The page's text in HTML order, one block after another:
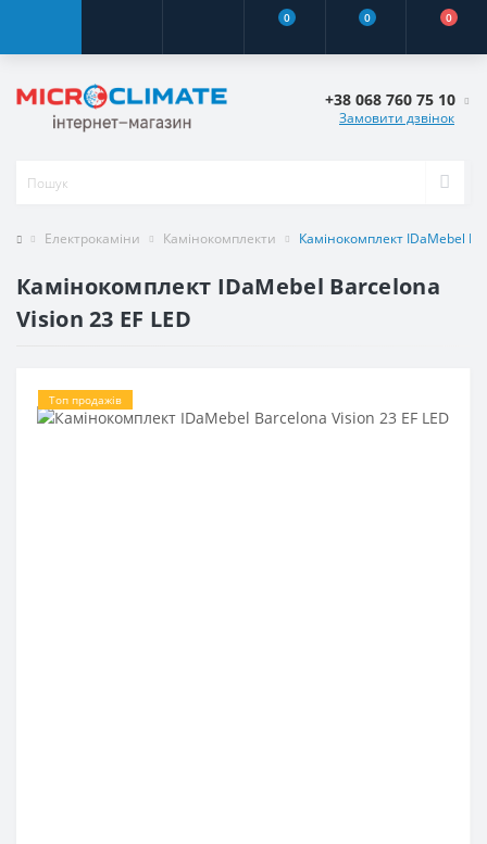
0 0 0
+38 068 760 75 10
Замовити дзвінок
Електрокаміни Камінокомплекти Камінокомплект IDaMebel
Камінокомплект IDaMebel Barcelona
Vision 23 EF LED
Топ продажів